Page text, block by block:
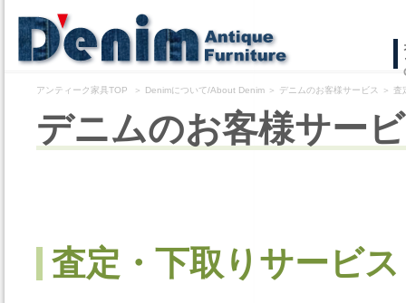
テ
ン
キ
アンティーク家具TOP ＞ Denimについて/About Denim ＞ デニムのお客様サービス ＞ 査
デニムのお客様サー
査定・下取りサービス